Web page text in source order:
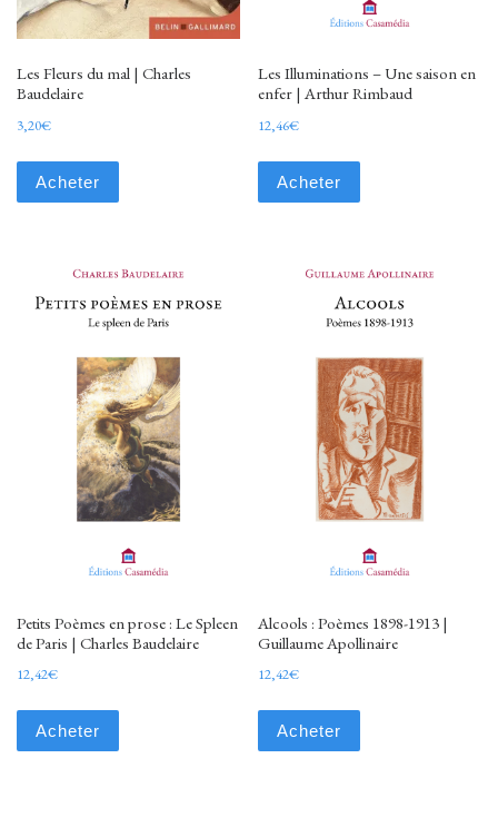
Les Fleurs du mal | Charles
Baudelaire
3,20€
Acheter
Les Illuminations – Une saison en
enfer | Arthur Rimbaud
12,46€
Acheter
Petits Poèmes en prose : Le Spleen
de Paris | Charles Baudelaire
12,42€
Acheter
Alcools : Poèmes 1898-1913 |
Guillaume Apollinaire
12,42€
Acheter